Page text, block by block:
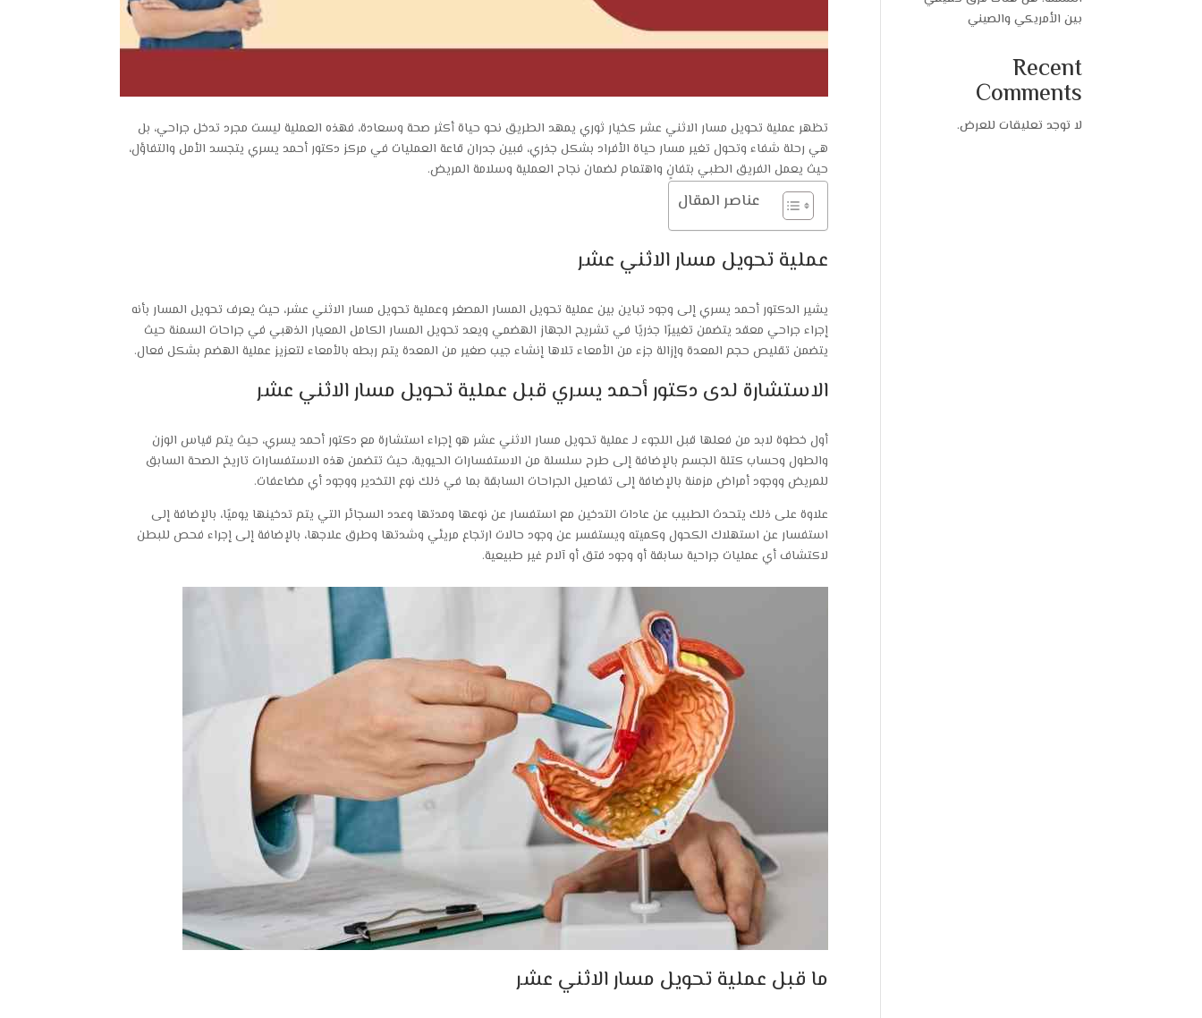
تظهر عملية تحويل مسار الاثني عشر كخيار ثوري يمهد الطريق نحو حياة أكثر صحة وسعادة، فهذه العملية ليست مجرد تدخل جراحي، بل
هي رحلة شفاء وتحول تغير مسار حياة الأفراد بشكل جذري، فبين جدران قاعة العمليات في مركز دكتور أحمد يسري يتجسد الأمل والتفاؤل،
حيث يعمل الفريق الطبي بتفانٍ واهتمام لضمان نجاح العملية وسلامة المريض.
عناصر المقال
عملية تحويل مسار الاثني عشر
يشير الدكتور أحمد يسري إلى وجود تباين بين عملية تحويل المسار المصغر وعملية تحويل مسار الاثني عشر، حيث يعرف تحويل المسار بأنه
إجراء جراحي معقد يتضمن تغييرًا جذريًا في تشريح الجهاز الهضمي ويعد تحويل المسار الكامل المعيار الذهبي في جراحات السمنة حيث
يتضمن تقليص حجم المعدة وإزالة جزء من الأمعاء تلاها إنشاء جيب صغير من المعدة يتم ربطه بالأمعاء لتعزيز عملية الهضم بشكل فعال.
الاستشارة لدى دكتور أحمد يسري قبل عملية تحويل مسار الاثني عشر
أول خطوة لابد من فعلها قبل اللجوء لـ عملية تحويل مسار الاثني عشر هو إجراء استشارة مع دكتور أحمد يسري، حيث يتم قياس الوزن
والطول وحساب كتلة الجسم بالإضافة إلى طرح سلسلة من الاستفسارات الحيوية، حيث تتضمن هذه الاستفسارات تاريخ الصحة السابق
للمريض ووجود أمراض مزمنة بالإضافة إلى تفاصيل الجراحات السابقة بما في ذلك نوع التخدير ووجود أي مضاعفات.
علاوة على ذلك يتحدث الطبيب عن عادات التدخين مع استفسار عن نوعها ومدتها وعدد السجائر التي يتم تدخينها يوميًا، بالإضافة إلى
استفسار عن استهلاك الكحول وكميته ويستفسر عن وجود حالات ارتجاع مريئي وشدتها وطرق علاجها، بالإضافة إلى إجراء فحص للبطن
لاكتشاف أي عمليات جراحية سابقة أو وجود فتق أو آلام غير طبيعية.
ما قبل عملية تحويل مسار الاثني عشر
بين الأمريكي والصيني
Recent
Comments
لا توجد تعليقات للعرض.